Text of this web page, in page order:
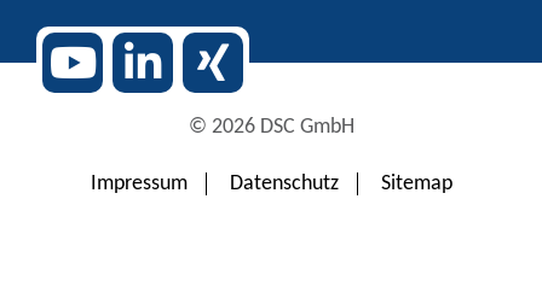
© 2026 DSC GmbH
Impressum Datenschutz Sitemap